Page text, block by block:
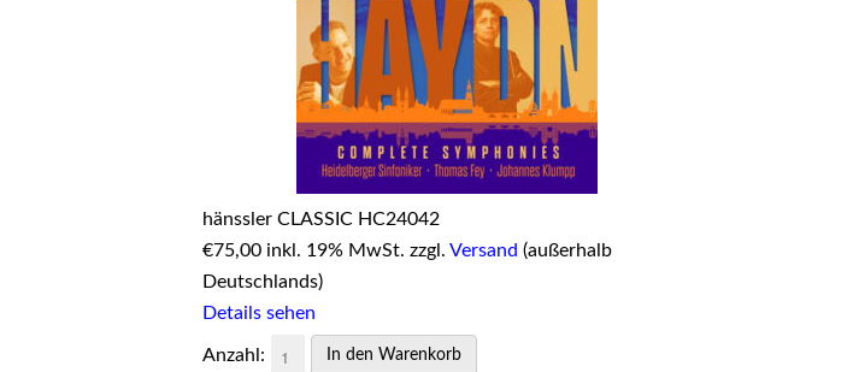
hänssler CLASSIC HC24042
€75,00 inkl. 19% MwSt. zzgl. Versand (außerhalb
Deutschlands)
Details sehen
Anzahl: